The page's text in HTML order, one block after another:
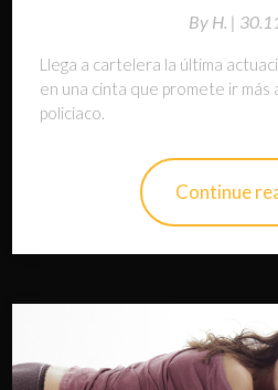
By H. |
Llega a cartelera la última
en una cinta que promete ir más
policiaco.
Continue